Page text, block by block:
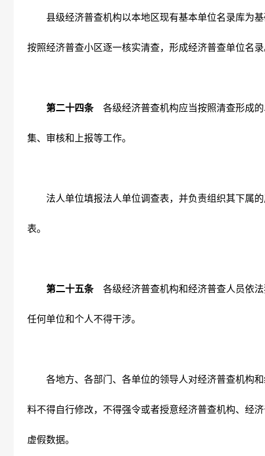
县级经济普查机构以本地区现有基本单位名录库为基
按照经济普查小区逐一核实清查，形成经济普查单位名
第二十四条各级经济普查机构应当按照清查形成的
集、审核和上报等工作。
法人单位填报法人单位调查表，并负责组织其下属的
表。
第二十五条各级经济普查机构和经济普查人员依法
任何单位和个人不得干涉。
各地方、各部门、各单位的领导人对经济普查机构和
料不得自行修改，不得强令或者授意经济普查机构、经
虚假数据。